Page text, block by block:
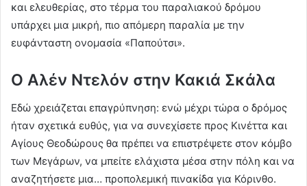
και ελευθερίας, στο τέρμα του παραλιακού δρόμου
υπάρχει μια μικρή, πιο απόμερη παραλία με την
ευφάνταστη ονομασία «Παπούτσι».
Ο Αλέν Ντελόν στην Κακιά Σκάλα
Εδώ χρειάζεται επαγρύπνηση: ενώ μέχρι τώρα ο δρόμος
ήταν σχετικά ευθύς, για να συνεχίσετε προς Κινέττα και
Αγίους Θεοδώρους θα πρέπει να επιστρέψετε στον κόμβο
των Μεγάρων, να μπείτε ελάχιστα μέσα στην πόλη και να
αναζητήσετε μια… προπολεμική πινακίδα για Κόρινθο.